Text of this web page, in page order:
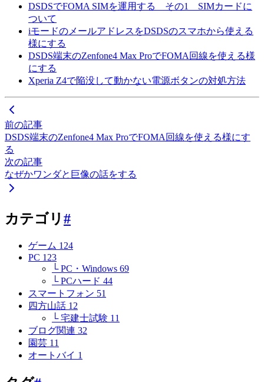
DSDSでFOMA SIMを運用する その1 SIMカードに
ついて
iモードのメールアドレスをDSDSのスマホから使える
様にする
DSDS端末のZenfone4 Max ProでFOMA回線を使える様
にする
Xperia Z4で陥没して動かない電源ボタンの対処方法
前の記事
DSDS端末のZenfone4 Max ProでFOMA回線を使える様にす
る
次の記事
なぜかワンダと巨像の話をする
カテゴリ #
ゲーム 124
PC 123
└ PC・Windows 69
└ PCハード 44
スマートフォン 51
四方山話 12
└ 宅建士試験 11
ブログ関連 32
園芸 11
オートバイ 1